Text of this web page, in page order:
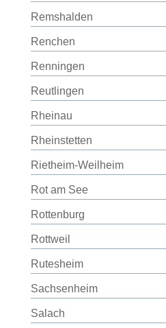
Remshalden
Renchen
Renningen
Reutlingen
Rheinau
Rheinstetten
Rietheim-Weilheim
Rot am See
Rottenburg
Rottweil
Rutesheim
Sachsenheim
Salach